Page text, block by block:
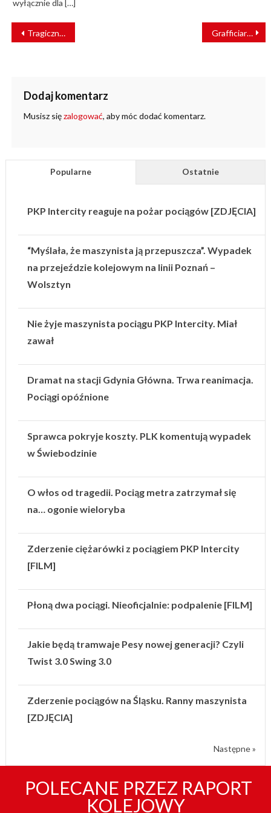
wyłącznie dla […]
NAWIGACJA
WPISU
Tragiczny wypadek na torach w Milanówku Grafficiarz złapany na gorącym uczynku
Dodaj komentarz
Musisz sięzalogować, aby móc dodać komentarz.
Popularne Ostatnie
PKP Intercity reaguje na pożar pociągów [ZDJĘCIA]
“Myślała, że maszynista ją przepuszcza”. Wypadek
na przejeździe kolejowym na linii Poznań –
Wolsztyn
Nie żyje maszynista pociągu PKP Intercity. Miał
zawał
Dramat na stacji Gdynia Główna. Trwa reanimacja.
Pociągi opóźnione
Sprawca pokryje koszty. PLK komentują wypadek
w Świebodzinie
O włos od tragedii. Pociąg metra zatrzymał się
na… ogonie wieloryba
Zderzenie ciężarówki z pociągiem PKP Intercity
[FILM]
Płoną dwa pociągi. Nieoficjalnie: podpalenie [FILM]
Jakie będą tramwaje Pesy nowej generacji? Czyli
Twist 3.0 Swing 3.0
Zderzenie pociągów na Śląsku. Ranny maszynista
[ZDJĘCIA]
Następne »
POLECANE PRZEZ RAPORT
KOLEJOWY